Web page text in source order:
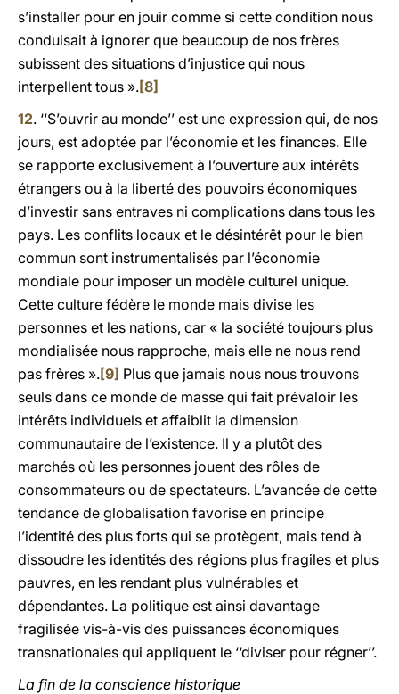
s’installer pour en jouir comme si cette condition nous
conduisait à ignorer que beaucoup de nos frères
subissent des situations d’injustice qui nous
interpellent tous ».[8]
12. ‘‘S’ouvrir au monde’’ est une expression qui, de nos
jours, est adoptée par l’économie et les finances. Elle
se rapporte exclusivement à l’ouverture aux intérêts
étrangers ou à la liberté des pouvoirs économiques
d’investir sans entraves ni complications dans tous les
pays. Les conflits locaux et le désintérêt pour le bien
commun sont instrumentalisés par l’économie
mondiale pour imposer un modèle culturel unique.
Cette culture fédère le monde mais divise les
personnes et les nations, car « la société toujours plus
mondialisée nous rapproche, mais elle ne nous rend
pas frères ».[9] Plus que jamais nous nous trouvons
seuls dans ce monde de masse qui fait prévaloir les
intérêts individuels et affaiblit la dimension
communautaire de l’existence. Il y a plutôt des
marchés où les personnes jouent des rôles de
consommateurs ou de spectateurs. L’avancée de cette
tendance de globalisation favorise en principe
l’identité des plus forts qui se protègent, mais tend à
dissoudre les identités des régions plus fragiles et plus
pauvres, en les rendant plus vulnérables et
dépendantes. La politique est ainsi davantage
fragilisée vis-à-vis des puissances économiques
transnationales qui appliquent le ‘‘diviser pour régner’’.
La fin de la conscience historique